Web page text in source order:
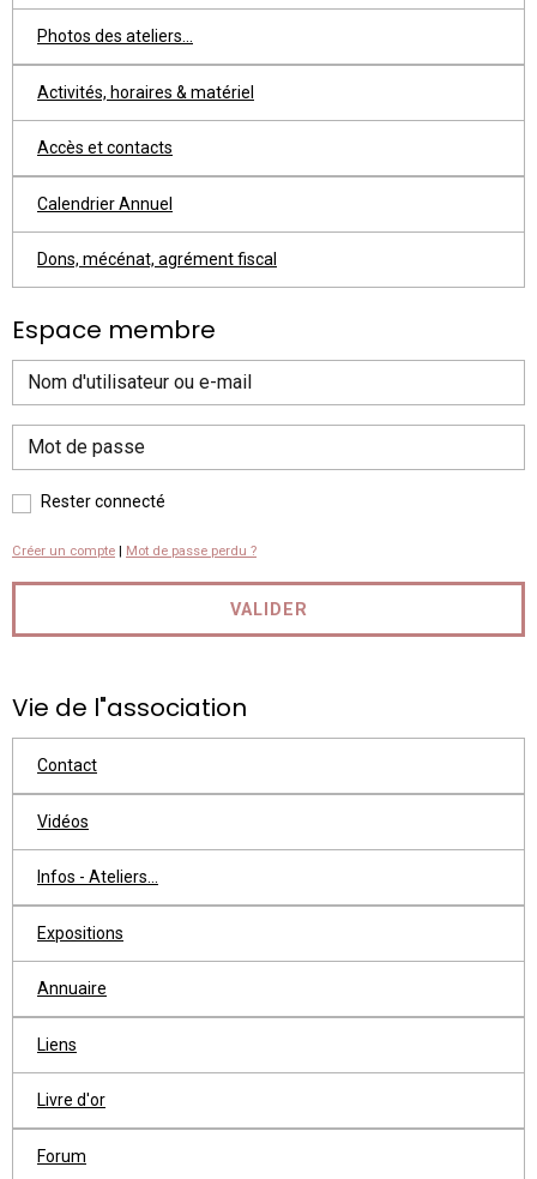
Photos des ateliers...
Activités, horaires & matériel
Accès et contacts
Calendrier Annuel
Dons, mécénat, agrément fiscal
Espace membre
Rester connecté
Créer un compte Mot de passe perdu ?
VALIDER
Vie de l"association
Contact
Vidéos
Infos - Ateliers...
Expositions
Annuaire
Liens
Livre d'or
Forum